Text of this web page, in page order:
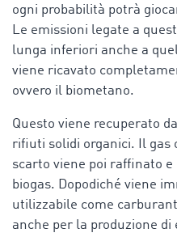
ogni probabilità potrà
Le emissioni legate a
lunga inferiori anche a
viene ricavato
ovvero il biometano.
Questo viene recuperato
rifiuti solidi organici. Il gas
scarto viene poi raffinato
biogas. Dopodiché viene
utilizzabile come
anche per la produzione